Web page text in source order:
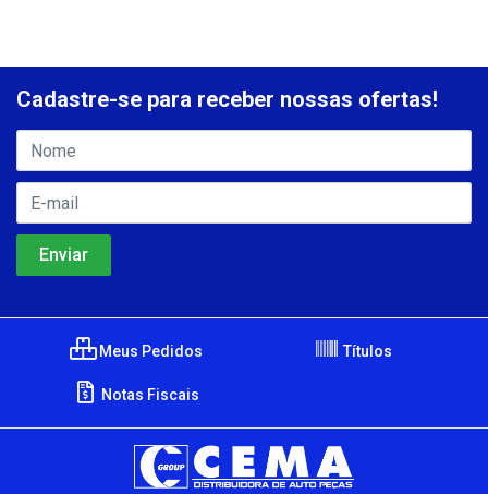
Cadastre-se para receber nossas ofertas!
Meus Pedidos Títulos
Notas Fiscais